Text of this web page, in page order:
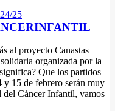
25
al proyecto Canastas
organizada por la
Que los partidos
y 15 de febrero serán muy
Cáncer Infantil, vamos